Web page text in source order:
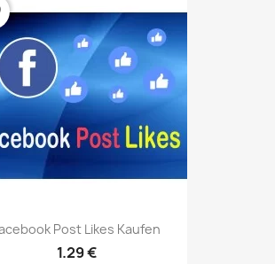
Post Likes Kaufen
1.29 €